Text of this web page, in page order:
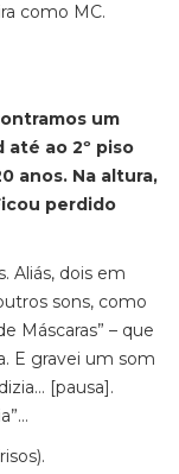
como MC.
um
até ao 2º piso
anos. Na altura,
perdido
Aliás, dois em
sons, como
Máscaras” – que
E gravei um som
[pausa].